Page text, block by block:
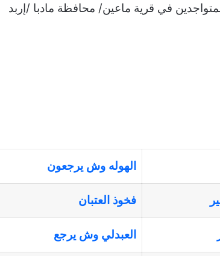
في قرية ماعين/ محافظة مادبا /إربد
الهوله وش يرجعون
فخوذ العتبان
العبدلي وش يرجع